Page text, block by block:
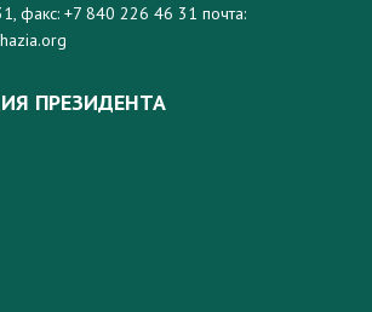
факс: +7 840 226 46 31 почта:
ПРЕЗИДЕНТА